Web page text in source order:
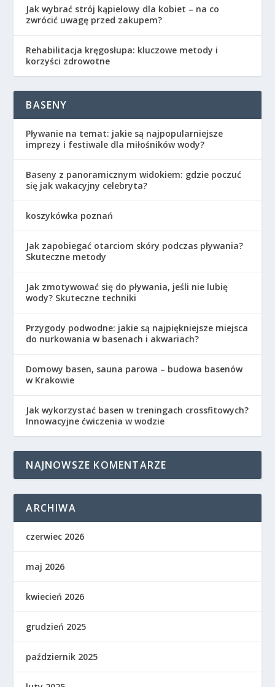
Jak wybrać strój kąpielowy dla kobiet – na co
zwrócić uwagę przed zakupem?
Rehabilitacja kręgosłupa: kluczowe metody i
korzyści zdrowotne
BASENY
Pływanie na temat: jakie są najpopularniejsze
imprezy i festiwale dla miłośników wody?
Baseny z panoramicznym widokiem: gdzie poczuć
się jak wakacyjny celebryta?
koszykówka poznań
Jak zapobiegać otarciom skóry podczas pływania?
Skuteczne metody
Jak zmotywować się do pływania, jeśli nie lubię
wody? Skuteczne techniki
Przygody podwodne: jakie są najpiękniejsze miejsca
do nurkowania w basenach i akwariach?
Domowy basen, sauna parowa – budowa basenów
w Krakowie
Jak wykorzystać basen w treningach crossfitowych?
Innowacyjne ćwiczenia w wodzie
NAJNOWSZE KOMENTARZE
ARCHIWA
czerwiec 2026
maj 2026
kwiecień 2026
grudzień 2025
październik 2025